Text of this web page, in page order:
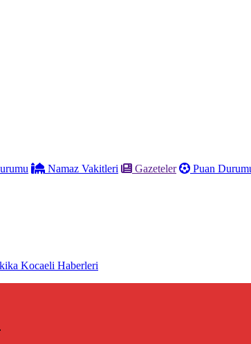
Namaz Vakitleri Gazeteler
Puan